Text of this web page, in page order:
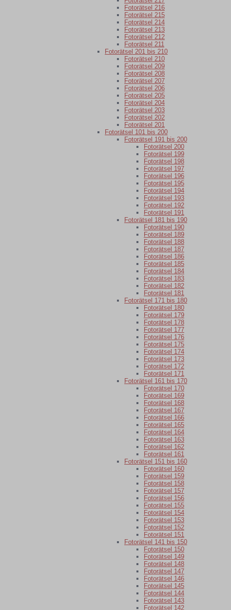
Fotorätsel 216
Fotorätsel 215
Fotorätsel 214
Fotorätsel 213
Fotorätsel 212
Fotorätsel 211
Fotorätsel 201 bis 210
Fotorätsel 210
Fotorätsel 209
Fotorätsel 208
Fotorätsel 207
Fotorätsel 206
Fotorätsel 205
Fotorätsel 204
Fotorätsel 203
Fotorätsel 202
Fotorätsel 201
Fotorätsel 101 bis 200
Fotorätsel 191 bis 200
Fotorätsel 200
Fotorätsel 199
Fotorätsel 198
Fotorätsel 197
Fotorätsel 196
Fotorätsel 195
Fotorätsel 194
Fotorätsel 193
Fotorätsel 192
Fotorätsel 191
Fotorätsel 181 bis 190
Fotorätsel 190
Fotorätsel 189
Fotorätsel 188
Fotorätsel 187
Fotorätsel 186
Fotorätsel 185
Fotorätsel 184
Fotorätsel 183
Fotorätsel 182
Fotorätsel 181
Fotorätsel 171 bis 180
Fotorätsel 180
Fotorätsel 179
Fotorätsel 178
Fotorätsel 177
Fotorätsel 176
Fotorätsel 175
Fotorätsel 174
Fotorätsel 173
Fotorätsel 172
Fotorätsel 171
Fotorätsel 161 bis 170
Fotorätsel 170
Fotorätsel 169
Fotorätsel 168
Fotorätsel 167
Fotorätsel 166
Fotorätsel 165
Fotorätsel 164
Fotorätsel 163
Fotorätsel 162
Fotorätsel 161
Fotorätsel 151 bis 160
Fotorätsel 160
Fotorätsel 159
Fotorätsel 158
Fotorätsel 157
Fotorätsel 156
Fotorätsel 155
Fotorätsel 154
Fotorätsel 153
Fotorätsel 152
Fotorätsel 151
Fotorätsel 141 bis 150
Fotorätsel 150
Fotorätsel 149
Fotorätsel 148
Fotorätsel 147
Fotorätsel 146
Fotorätsel 145
Fotorätsel 144
Fotorätsel 143
Fotorätsel 142